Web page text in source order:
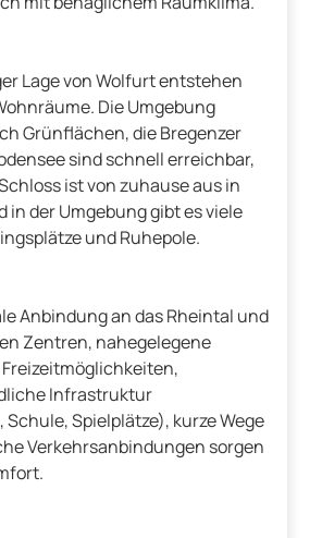
Lage von Wolfurt entstehen
Die Umgebung
Grünflächen, die Bregenzer
sind schnell erreichbar,
ist von zuhause aus in
in der Umgebung gibt es viele
und Ruhepole.
Anbindung an das Rheintal und
Zentren, nahegelegene
Infrastruktur
Spielplätze), kurze Wege
Verkehrsanbindungen sorgen